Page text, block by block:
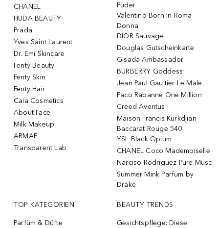
CHANEL
HUDA BEAUTY
Prada
Yves Saint Laurent
Dr. Emi Skincare
Fenty Beauty
Fenty Skin
Fenty Hair
Caia Cosmetics
About Face
Milk Makeup
ARMAF
Transparent Lab
Puder
Valentino Born In Roma
Donna
DIOR Sauvage
Douglas Gutscheinkarte
Gisada Ambassador
BURBERRY Goddess
Jean Paul Gaultier Le Male
Paco Rabanne One Million
Creed Aventus
Maison Francis Kurkdjian
Baccarat Rouge 540
YSL Black Opium
CHANEL Coco Mademoiselle
Narciso Rodriguez Pure Musc
Summer Mink Parfum by
Drake
TOP KATEGORIEN
Parfüm & Düfte
BEAUTY TRENDS
Gesichtspflege: Diese